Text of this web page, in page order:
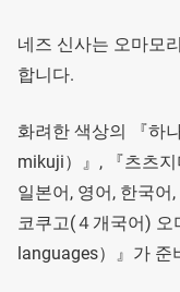
네즈 신사는 오마모
합니다.
화려한 색상의 『하
mikuji）』, 『츠츠
일본어, 영어, 한국
코쿠고(４개국어)
languages）』가 준